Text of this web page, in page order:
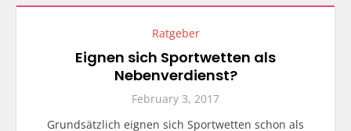
Ratgeber
Eignen sich Sportwetten als
Nebenverdienst?
February 3, 2017
Grundsätzlich eignen sich Sportwetten schon als